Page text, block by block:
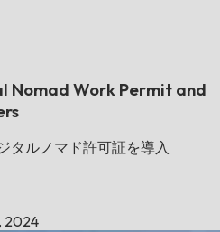
Nomad Work Permit and
タルノマド許可証を導入
2024